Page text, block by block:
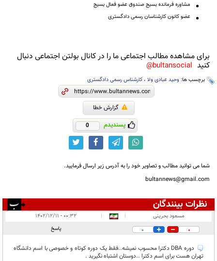
مشاوره فرمانده بسیج صندوق عضو فعال بسیج
عضو کانون کارشناسان رسمی دادگستری
برای مشاهده مطالب اجتماعی ما را در کانال بولتن اجتماعی دنبال
کنید bultansocial@
برچسب ها: وحید عبادی ولا ، کارشناس رسمی دادگستری
گزارش خطا
پسندیدم 0
شما می توانید مطالب و تصاویر خود را به آدرس زیر ارسال فرمایید.
bultannews@gmail.com
نظرات بینندگان
۱
در انتظار بررسی:
مسعود بحرینی |
|
۰۰:۳۲ - ۱۴۰۲/۱۲/۱۱
0
0 پاسخ
دوره DBA دکترا محسوب نمیشه..فقط یک دوره کوتاه و خصوصی با اسم دانشگاه
تهران هست برای اسم دکترا ..دوستان اشتباه نگیرید .